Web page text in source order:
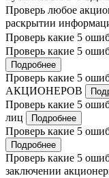
Проверь любое
раскрытии
Проверь какие 5
Проверь какие 5
Подробнее
Проверь какие 5
АКЦИОНЕРОВ
Проверь какие 5
лиц
Подробнее
Проверь какие 5
Подробнее
Проверь какие 5
заключении